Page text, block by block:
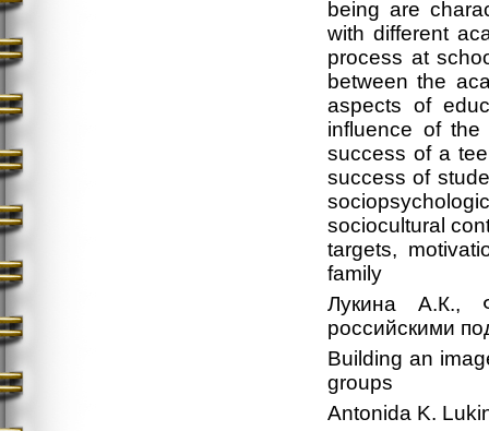
being are
with different
process at
between the
aspects of
influence of
success of a
success of
sociocultural
targets,
family
Лукина А.К.,
российскими
Building an
groups
Antonida K.